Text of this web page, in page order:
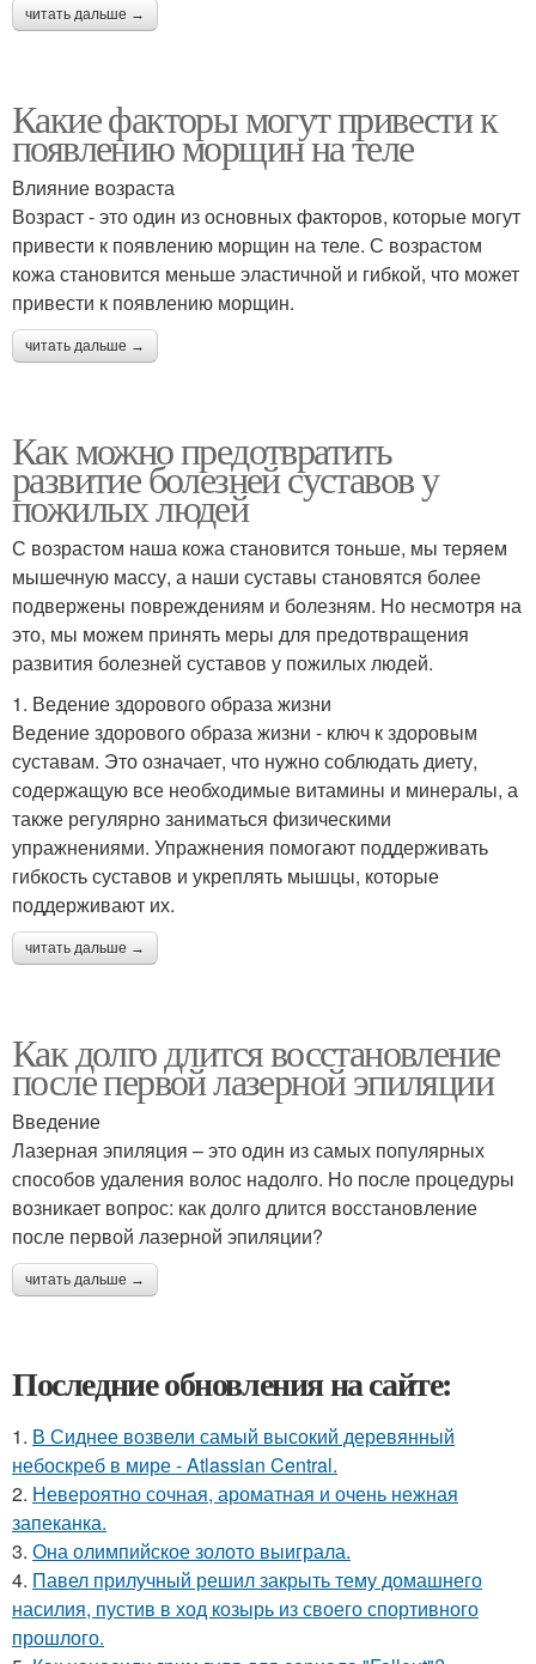
читать дальше →
Какие факторы могут привести к
появлению морщин на теле
Влияние возраста
Возраст - это один из основных факторов, которые могут
привести к появлению морщин на теле. С возрастом
кожа становится меньше эластичной и гибкой, что может
привести к появлению морщин.
читать дальше →
Как можно предотвратить
развитие болезней суставов у
пожилых людей
С возрастом наша кожа становится тоньше, мы теряем
мышечную массу, а наши суставы становятся более
подвержены повреждениям и болезням. Но несмотря на
это, мы можем принять меры для предотвращения
развития болезней суставов у пожилых людей.
1. Ведение здорового образа жизни
Ведение здорового образа жизни - ключ к здоровым
суставам. Это означает, что нужно соблюдать диету,
содержащую все необходимые витамины и минералы, а
также регулярно заниматься физическими
упражнениями. Упражнения помогают поддерживать
гибкость суставов и укреплять мышцы, которые
поддерживают их.
читать дальше →
Как долго длится восстановление
после первой лазерной эпиляции
Введение
Лазерная эпиляция – это один из самых популярных
способов удаления волос надолго. Но после процедуры
возникает вопрос: как долго длится восстановление
после первой лазерной эпиляции?
читать дальше →
Последние обновления на сайте:
1. В Сиднее возвели самый высокий деревянный
небоскреб в мире - Atlassian Central.
2. Невероятно сочная, ароматная и очень нежная
запеканка.
3. Она олимпийское золото выиграла.
4. Павел прилучный решил закрыть тему домашнего
насилия, пустив в ход козырь из своего спортивного
прошлого.